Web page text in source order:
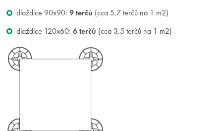
dlaždice 90x90: 9 terčů (cca 5,7 terčů na 1 m2)
dlaždice 120x60: 6 terčů (cca 3,5 terčů na 1 m2)